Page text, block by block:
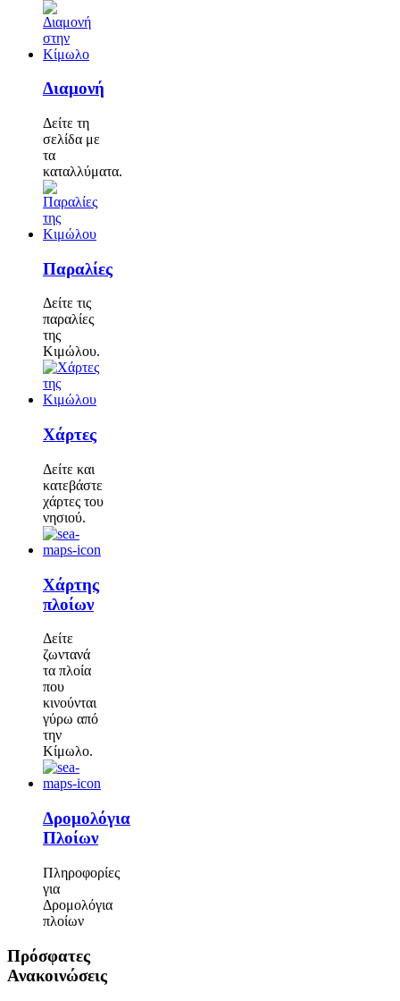
Διαμονή
Δείτε τη
σελίδα με
τα
καταλλύματα.
Παραλίες
Δείτε τις
παραλίες
της
Κιμώλου.
Χάρτες
Δείτε και
κατεβάστε
χάρτες του
νησιού.
Χάρτης
πλοίων
Δείτε
ζωντανά
τα πλοία
που
κινούνται
γύρω από
την
Κίμωλο.
Δρομολόγια
Πλοίων
Πληροφορίες
για
Δρομολόγια
πλοίων
Πρόσφατες
Ανακοινώσεις